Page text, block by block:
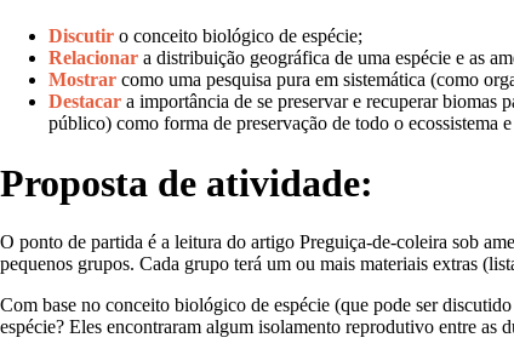
Discutir o conceito biológico de espécie;
Relacionar a distribuição geográfica de uma espécie e as
Mostrar como uma pesquisa pura em sistemática (como
Destacar a importância de se preservar e recuperar biomas
público) como forma de preservação de todo o ecossistema
Proposta de atividade:
O ponto de partida é a leitura do artigo Preguiça‐de‐coleira sob
pequenos grupos. Cada grupo terá um ou mais materiais extras
Com base no conceito biológico de espécie (que pode ser
espécie? Eles encontraram algum isolamento reprodutivo entre as